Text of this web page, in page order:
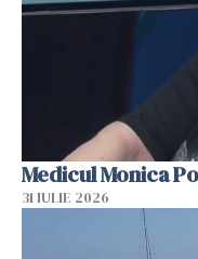
Medicul Monica
31 IULIE 2026